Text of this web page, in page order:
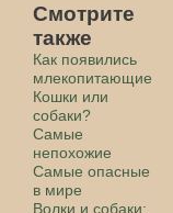
Смотрите
также
Как появились
млекопитающие
Кошки или
собаки?
Самые
непохожие
Самые опасные
в мире
Волки и собаки: